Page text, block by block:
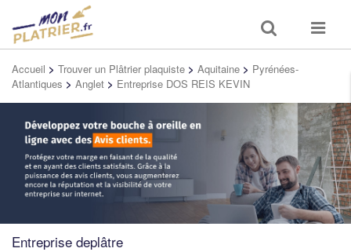
Toggle
search
Toggle
Accueil > Trouver un Plâtrier plaquiste > Aquitaine > Pyrénées-
Atlantiques > Anglet > Entreprise DOS REIS KEVIN
Entreprise deplâtre